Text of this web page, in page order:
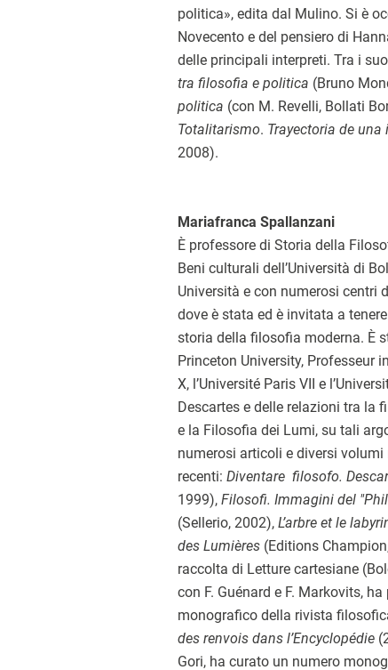
politica», edita dal Mulino. Si è
Novecento e del pensiero di
delle principali interpreti. Tra i
tra filosofia e politica (Bruno
politica (con M. Revelli, Bollati
Totalitarismo. Trayectoria de una
2008).
Mariafranca Spallanzani
È professore di Storia della
Beni culturali dell’Università di
Università e con numerosi centri
dove è stata ed è invitata a
storia della filosofia moderna. È
Princeton University, Professeur
X, l’Université Paris VII e
Descartes e delle relazioni tra la
e la Filosofia dei Lumi, su tali
numerosi articoli e diversi
recenti: Diventare filosofo.
1999), Filosofi. Immagini del
(Sellerio, 2002), L’arbre et le
des Lumières (Editions
raccolta di Letture cartesiane
con F. Guénard e F. Markovits,
monografico della rivista
des renvois dans l’Encyclopédie
Gori, ha curato un numero